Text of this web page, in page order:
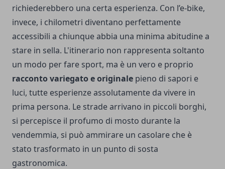
richiederebbero una certa esperienza. Con l’e-bike,
invece, i chilometri diventano perfettamente
accessibili a chiunque abbia una minima abitudine a
stare in sella. L'itinerario non rappresenta soltanto
un modo per fare sport, ma è un vero e proprio
racconto variegato e originale pieno di sapori e
luci, tutte esperienze assolutamente da vivere in
prima persona. Le strade arrivano in piccoli borghi,
si percepisce il profumo di mosto durante la
vendemmia, si può ammirare un casolare che è
stato trasformato in un punto di sosta
gastronomica.